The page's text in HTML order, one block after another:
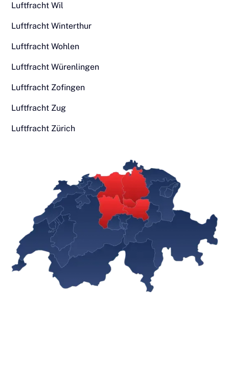
Luftfracht Wil
Luftfracht Winterthur
Luftfracht Wohlen
Luftfracht Würenlingen
Luftfracht Zofingen
Luftfracht Zug
Luftfracht Zürich